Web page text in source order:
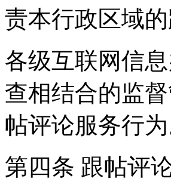
责本行政区域
各级互联网信
查相结合的监
帖评论服务行为
第四条 跟帖评